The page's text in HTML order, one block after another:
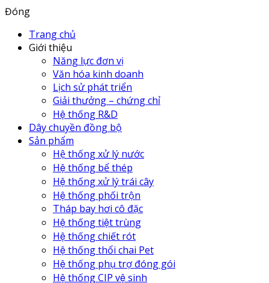
Đóng
Trang chủ
Giới thiệu
Năng lực đơn vị
Văn hóa kinh doanh
Lịch sử phát triển
Giải thưởng – chứng chỉ
Hệ thống R&D
Dây chuyền đồng bộ
Sản phẩm
Hệ thống xử lý nước
Hệ thống bể thép
Hệ thống xử lý trái cây
Hệ thống phối trộn
Tháp bay hơi cô đặc
Hệ thống tiệt trùng
Hệ thống chiết rót
Hệ thống thổi chai Pet
Hệ thống phụ trợ đóng gói
Hệ thống CIP vệ sinh